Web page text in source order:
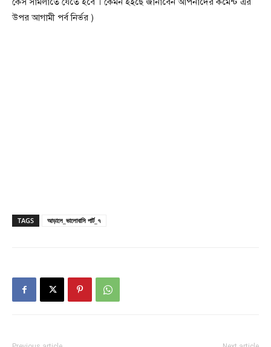
উপর আগামী পর্ব নির্ভর )
TAGS আড়ালে_ভালোবাসি পার্ট_৭